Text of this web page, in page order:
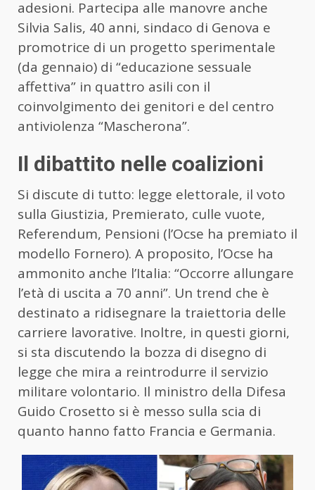
adesioni. Partecipa alle manovre anche
Silvia Salis, 40 anni, sindaco di Genova e
promotrice di un progetto sperimentale
(da gennaio) di “educazione sessuale
affettiva” in quattro asili con il
coinvolgimento dei genitori e del centro
antiviolenza “Mascherona”.
Il dibattito nelle coalizioni
Si discute di tutto: legge elettorale, il voto
sulla Giustizia, Premierato, culle vuote,
Referendum, Pensioni (l’Ocse ha premiato il
modello Fornero). A proposito, l’Ocse ha
ammonito anche l’Italia: “Occorre allungare
l’età di uscita a 70 anni”. Un trend che è
destinato a ridisegnare la traiettoria delle
carriere lavorative. Inoltre, in questi giorni,
si sta discutendo la bozza di disegno di
legge che mira a reintrodurre il servizio
militare volontario. Il ministro della Difesa
Guido Crosetto si è messo sulla scia di
quanto hanno fatto Francia e Germania.